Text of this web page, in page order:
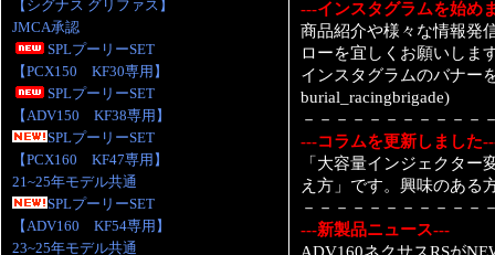
【シグナス グリファス】
JMCA承認
SPLプーリーSET
【PCX150 KF30専用】
SPLプーリーSET
【ADV150 KF38専用】
SPLプーリーSET
【PCX160 KF47専用】
21~25年モデル共通
SPLプーリーSET
【ADV160 KF54専用】
23~25年モデル共通
---インスタグラムを始め
商品紹介や様々な情報発
ローを宜しくお願いしま
インスタグラムのバナー
burial_racingbrigade)
－－－－－－－－－－－
---コラムを更新しました
「大容量インジェクタ
え方」です。興味のある
－－－－－－－－－－－
---新製品ニュース---